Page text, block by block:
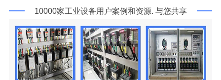
10000家工业设备用户案例和资源. 与您共享